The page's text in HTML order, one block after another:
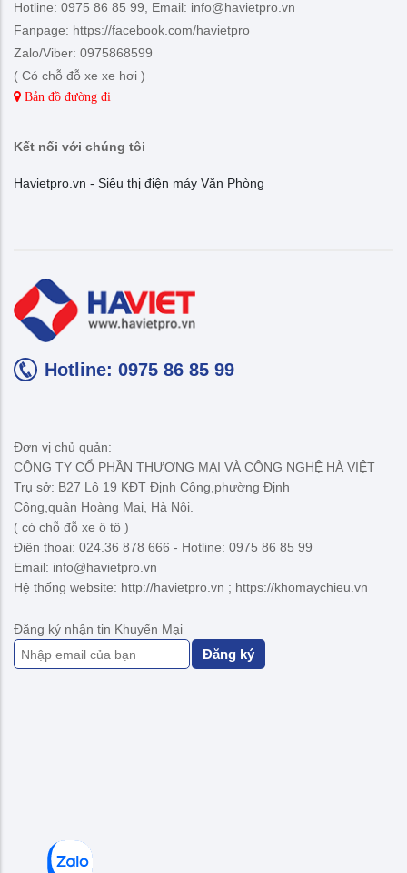
Hotline: 0975 86 85 99, Email: info@havietpro.vn
Fanpage: https://facebook.com/havietpro
Zalo/Viber: 0975868599
( Có chỗ đỗ xe xe hơi )
Bản đồ đường đi
Kết nối với chúng tôi
Havietpro.vn - Siêu thị điện máy Văn Phòng
Hotline: 0975 86 85 99
Đơn vị chủ quản:
CÔNG TY CỔ PHẦN THƯƠNG MẠI VÀ CÔNG NGHỆ HÀ VIỆT
Trụ sở: B27 Lô 19 KĐT Định Công,phường Định
Công,quận Hoàng Mai, Hà Nội.
( có chỗ đỗ xe ô tô )
Điện thoại: 024.36 878 666 - Hotline: 0975 86 85 99
Email: info@havietpro.vn
Hệ thống website: http://havietpro.vn ; https://khomaychieu.vn
Đăng ký nhận tin Khuyến Mại
Đăng ký